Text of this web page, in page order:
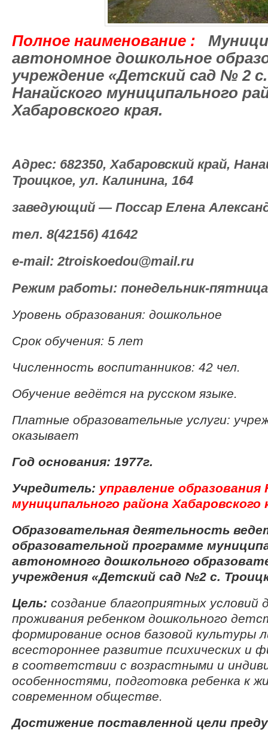
Полное наименование :
автономное дошкольное
учреждение «Детский сад № 2
Нанайского муниципального
Хабаровского края.
Адрес: 682350, Хабаровский край,
Троицкое, ул. Калинина, 164
заведующий — Поссар Елена
тел. 8(42156) 41642
e-mail: 2troiskoedou@mail.ru
Режим работы: понедельник-пятница
Уровень образования: дошкольное
Срок обучения: 5 лет
Численность воспитанников: 42 чел.
Обучение ведётся на русском языке.
Платные образовательные услуги:
оказывает
Год основания: 1977г.
Учредитель: управление образования
муниципального района Хабаровского
Образовательная деятельность
образовательной программе
автономного дошкольного
учреждения «Детский сад №2 с.
Цель: создание благоприятных условий
проживания ребенком дошкольного
формирование основ базовой культуры
всестороннее развитие психических и
в соответствии с возрастными и
особенностями, подготовка ребенка к
современном обществе.
Достижение поставленной цели